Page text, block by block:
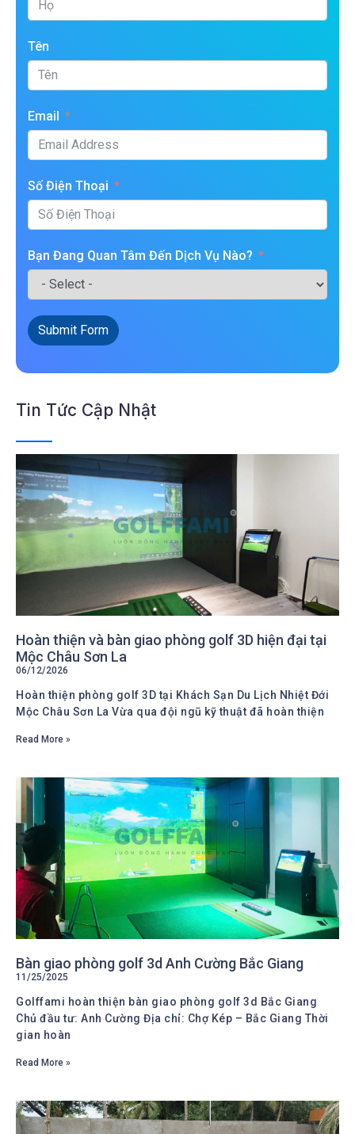
Tên
Email
Số Điện Thoại
Bạn Đang Quan Tâm Đến Dịch Vụ Nào?
Submit Form
Tin Tức Cập Nhật
Hoàn thiện và bàn giao phòng golf 3D hiện đại tại
Mộc Châu Sơn La
06/12/2026
Hoàn thiện phòng golf 3D tại Khách Sạn Du Lịch Nhiệt Đới
Mộc Châu Sơn La Vừa qua đội ngũ kỹ thuật đã hoàn thiện
Read More »
Bàn giao phòng golf 3d Anh Cường Bắc Giang
11/25/2025
Golffami hoàn thiện bàn giao phòng golf 3d Bắc Giang
Chủ đầu tư: Anh Cường Địa chỉ: Chợ Kép – Bắc Giang Thời
gian hoàn
Read More »